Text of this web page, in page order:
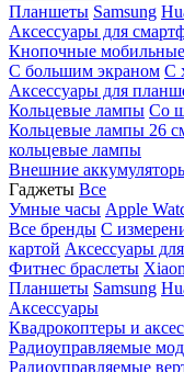
Планшеты Samsung
Аксессуары для
Кнопочные
С большим экраном С
Аксессуары для
Кольцевые лампы Со
Кольцевые лампы 26
кольцевые лампы
Внешние
Гаджеты Все
Умные часы Apple
Все бренды C
картой Аксессуары
Фитнес браслеты
Планшеты Samsung
Аксессуары
Квадрокоптеры и
Радиоуправляемые
Радиоуправляемые